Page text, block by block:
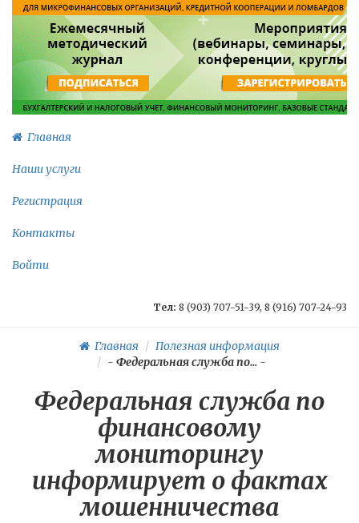
Главная
Наши услуги
Регистрация
Контакты
Войти
Тел: 8 (903) 707-51-39, 8 (916) 707-24-93
Главная
Полезная информация
- Федеральная служба по... -
Федеральная служба по
финансовому
мониторингу
информирует о фактах
мошенничества